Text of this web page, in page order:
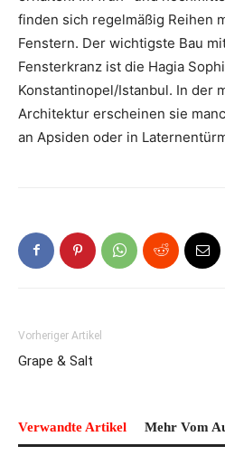
finden sich regelmäßig Reihen
Fenstern. Der wichtigste Bau
Fensterkranz ist die Hagia
Konstantinopel/Istanbul. In der
Architektur erscheinen sie
an Apsiden oder in
Vorheriger Artikel
Grape & Salt
Verwandte Artikel Mehr Vom